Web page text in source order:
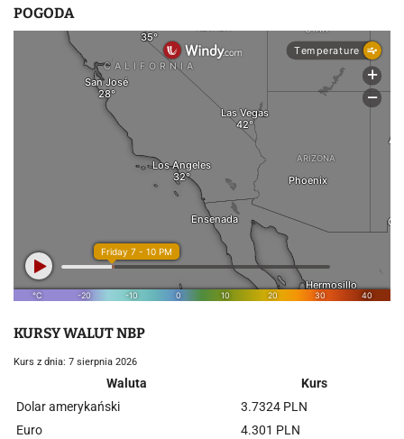
POGODA
KURSY WALUT NBP
Kurs z dnia: 7 sierpnia 2026
Waluta
Kurs
Dolar amerykański
3.7324 PLN
Euro
4.301 PLN